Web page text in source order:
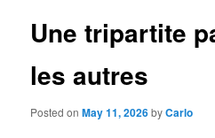
Une tripartite
les autres
Posted onMay 11, 2026byCarlo